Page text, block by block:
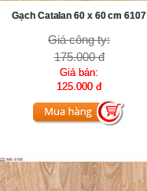
Gạch Catalan 60 x 60 cm 6107
Giá công ty:
175.000 đ
Giá bán:
125.000 đ